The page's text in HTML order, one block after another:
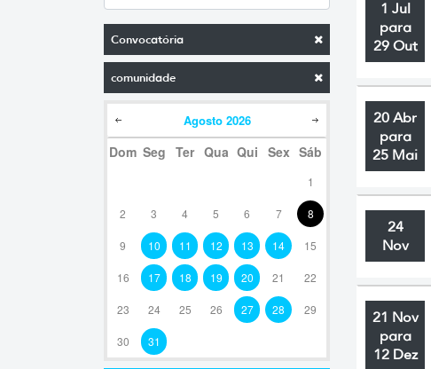
Convocatória
comunidade
Agosto 2026
Dom Seg Ter Qua Qui Sex Sáb
1
2 3 4 5 6 7 8
9 10 11 12 13 14 15
16 17 18 19 20 21 22
23 24 25 26 27 28 29
30 31
1 Jul
para
29 Out
20 Abr
para
25 Mai
24
Nov
21 Nov
para
12 Dez